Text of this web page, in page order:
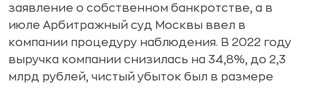
заявление о собственном банкротстве, а в
июле Арбитражный суд Москвы ввел в
компании процедуру наблюдения. В 2022 году
выручка компании снизилась на 34,8%, до 2,3
млрд рублей, чистый убыток был в размере